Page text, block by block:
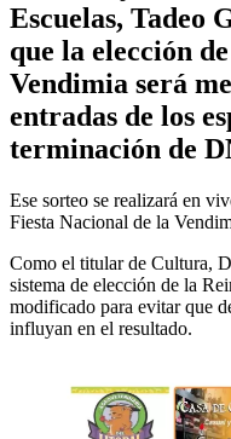
Escuelas, Tadeo
que la elección
Vendimia será
entradas de los
terminación de
Ese sorteo se realizará en
Fiesta Nacional de la
Como el titular de Cultura,
sistema de elección de la
modificado para evitar que
influyan en el resultado.